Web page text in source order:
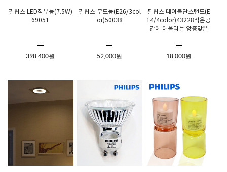
필립스 LED직부등(7.5W)
69051
398,400원
필립스 무드등(E26/3col
or)50038
52,000원
필립스 테이블단스탠드(E
14/4color)43228작은공
간에 어울리는 앙증맞은
18,000원